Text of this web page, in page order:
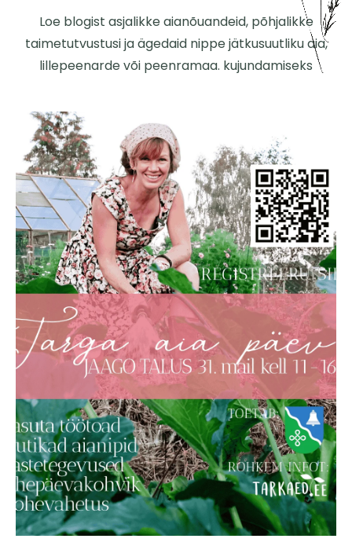
Loe blogist asjalikke aianõuandeid, põhjalikke
taimetutvustusi ja ägedaid nippe jätkusuutliku aia,
lillepeenarde või peenramaa. kujundamiseks